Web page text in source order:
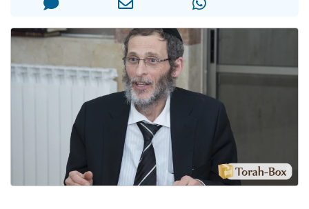
Ariel vient de donner son Maasser
Il reste 49 places pour étudier en groupe sur Zoom
Eva vient de donner son Maasser